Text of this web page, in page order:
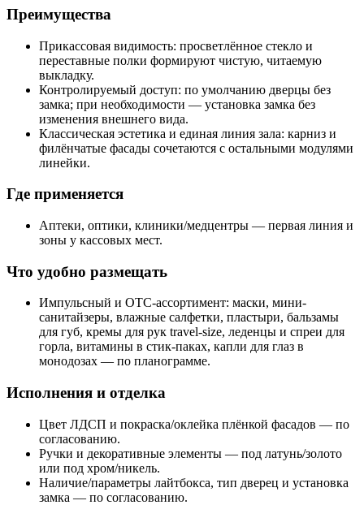
Преимущества
Прикассовая видимость: просветлённое стекло и
переставные полки формируют чистую, читаемую
выкладку.
Контролируемый доступ: по умолчанию дверцы без
замка; при необходимости — установка замка без
изменения внешнего вида.
Классическая эстетика и единая линия зала: карниз и
филёнчатые фасады сочетаются с остальными модулями
линейки.
Где применяется
Аптеки, оптики, клиники/медцентры — первая линия и
зоны у кассовых мест.
Что удобно размещать
Импульсный и OTC-ассортимент: маски, мини-
санитайзеры, влажные салфетки, пластыри, бальзамы
для губ, кремы для рук travel-size, леденцы и спреи для
горла, витамины в стик-паках, капли для глаз в
монодозах — по планограмме.
Исполнения и отделка
Цвет ЛДСП и покраска/оклейка плёнкой фасадов — по
согласованию.
Ручки и декоративные элементы — под латунь/золото
или под хром/никель.
Наличие/параметры лайтбокса, тип дверец и установка
замка — по согласованию.